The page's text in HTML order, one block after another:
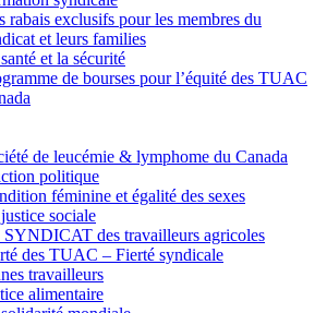
rabais exclusifs pour les membres du
et leurs families
et la sécurité
de bourses pour l’équité des TUAC
de leucémie & lymphome du Canada
politique
féminine et égalité des sexes
sociale
des travailleurs agricoles
des TUAC – Fierté syndicale
travailleurs
alimentaire